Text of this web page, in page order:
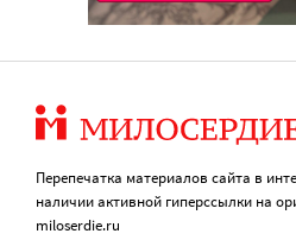
Перепечатка материалов сайта в
наличии активной гиперссылки на
miloserdie.ru